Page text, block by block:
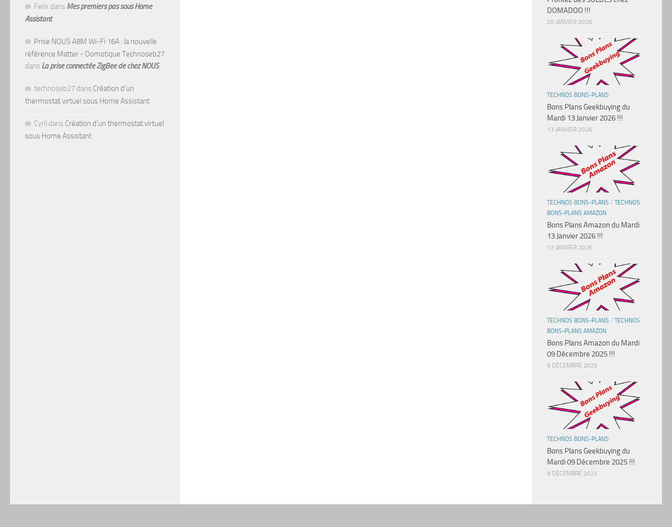
Felix dans Mes premiers pas sous Home
Assistant
Prise NOUS A8M Wi-Fi 16A : la nouvelle
référence Matter - Domotique Technoseb27
dans La prise connectée ZigBee de chez NOUS
technoseb27 dans Création d’un
thermostat virtuel sous Home Assistant
Cyril dans Création d’un thermostat virtuel
sous Home Assistant
DOMADOO !!!
20 JANVIER 2026
TECHNOS BONS-PLANS
Bons Plans Geekbuying du
Mardi 13 Janvier 2026 !!!
13 JANVIER 2026
TECHNOS BONS-PLANS / TECHNOS
BONS-PLANS AMAZON
Bons Plans Amazon du Mardi
13 Janvier 2026 !!!
13 JANVIER 2026
TECHNOS BONS-PLANS / TECHNOS
BONS-PLANS AMAZON
Bons Plans Amazon du Mardi
09 Décembre 2025 !!!
9 DÉCEMBRE 2025
TECHNOS BONS-PLANS
Bons Plans Geekbuying du
Mardi 09 Décembre 2025 !!!
9 DÉCEMBRE 2025